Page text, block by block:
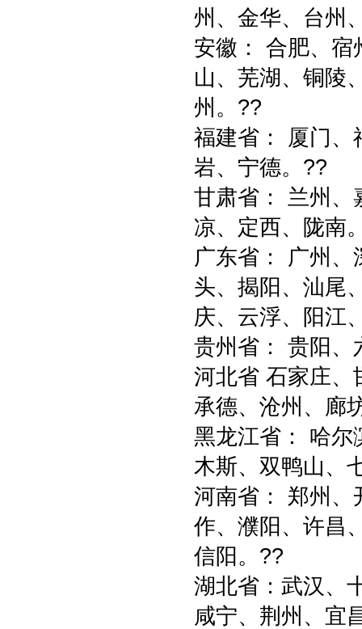
州、金华、台州
安徽： 合肥、宿
山、芜湖、铜陵
州。??
福建省： 厦门、
岩、宁德。??
甘肃省： 兰州、
凉、定西、陇南
广东省： 广州、
头、揭阳、汕尾
庆、云浮、阳江
贵州省： 贵阳
河北省 石家庄、
承德、沧州、廊
黑龙江省： 哈尔
木斯、双鸭山、
河南省： 郑州、
作、濮阳、许昌
信阳。??
湖北省：武汉、
咸宁、荆州、宜